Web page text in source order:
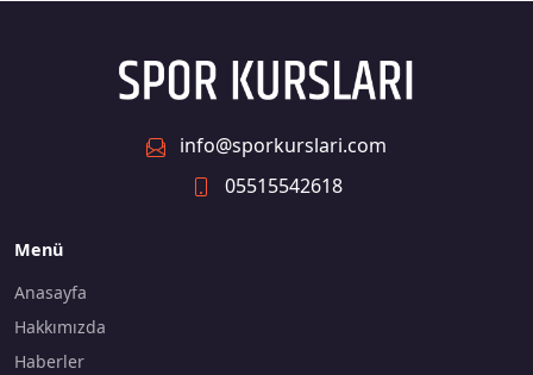
info@sporkurslari.com
05515542618
Menü
Anasayfa
Hakkımızda
Haberler